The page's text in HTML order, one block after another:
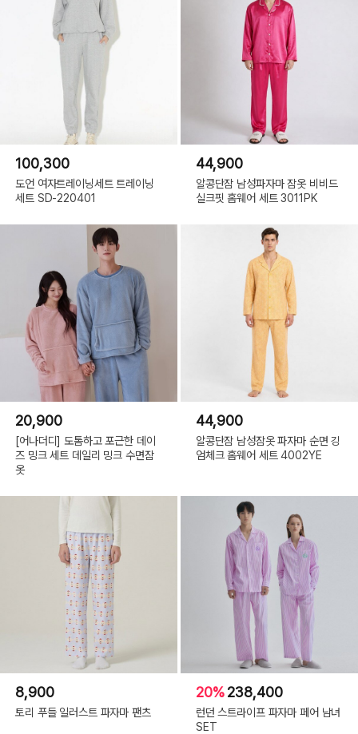
100,300
도언 여자트레이닝세트 트레이닝
세트 SD-220401
44,900
알콩단잠 남성파자마 잠옷 비비드
실크핏 홈웨어 세트 3011PK
20,900
[어나더디] 도톰하고 포근한 데이
즈 밍크 세트 데일리 밍크 수면잠
옷
44,900
알콩단잠 남성잠옷 파자마 순면 깅
엄체크 홈웨어 세트 4002YE
8,900
토리 푸들 일러스트 파자마 팬츠
20%238,400
런던 스트라이프 파자마 페어 남녀
SET